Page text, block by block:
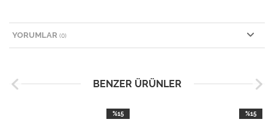
YORUMLAR (0)
BENZER ÜRÜNLER
%15 %15